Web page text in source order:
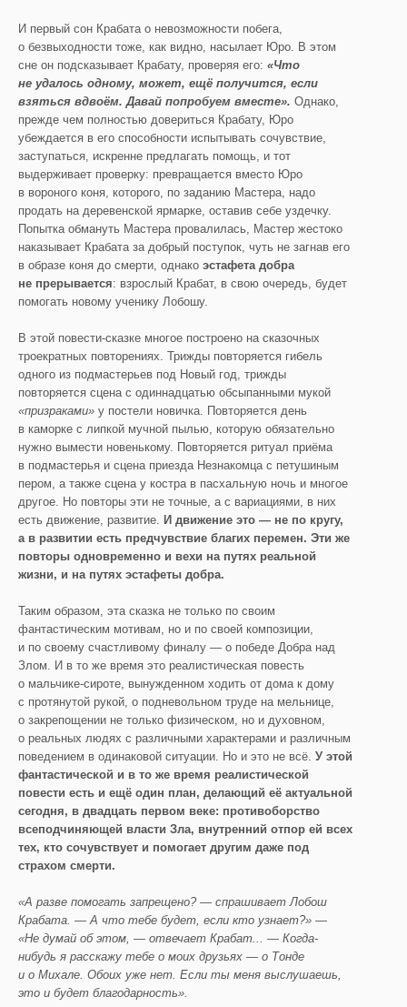
И первый сон Крабата о невозможности побега,
о безвыходности тоже, как видно, насылает Юро. В этом
сне он подсказывает Крабату, проверяя его: «Что
не удалось одному, может, ещё получится, если
взяться вдвоём. Давай попробуем вместе». Однако,
прежде чем полностью довериться Крабату, Юро
убеждается в его способности испытывать сочувствие,
заступаться, искренне предлагать помощь, и тот
выдерживает проверку: превращается вместо Юро
в вороного коня, которого, по заданию Мастера, надо
продать на деревенской ярмарке, оставив себе уздечку.
Попытка обмануть Мастера провалилась, Мастер жестоко
наказывает Крабата за добрый поступок, чуть не загнав его
в образе коня до смерти, однако эстафета добра
не прерывается: взрослый Крабат, в свою очередь, будет
помогать новому ученику Лобошу.
В этой повести-сказке многое построено на сказочных
троекратных повторениях. Трижды повторяется гибель
одного из подмастерьев под Новый год, трижды
повторяется сцена с одиннадцатью обсыпанными мукой
«призраками» у постели новичка. Повторяется день
в каморке с липкой мучной пылью, которую обязательно
нужно вымести новенькому. Повторяется ритуал приёма
в подмастерья и сцена приезда Незнакомца с петушиным
пером, а также сцена у костра в пасхальную ночь и многое
другое. Но повторы эти не точные, а с вариациями, в них
есть движение, развитие. И движение это — не по кругу,
а в развитии есть предчувствие благих перемен. Эти же
повторы одновременно и вехи на путях реальной
жизни, и на путях эстафеты добра.
Таким образом, эта сказка не только по своим
фантастическим мотивам, но и по своей композиции,
и по своему счастливому финалу — о победе Добра над
Злом. И в то же время это реалистическая повесть
о мальчике-сироте, вынужденном ходить от дома к дому
с протянутой рукой, о подневольном труде на мельнице,
о закрепощении не только физическом, но и духовном,
о реальных людях с различными характерами и различным
поведением в одинаковой ситуации. Но и это не всё. У этой
фантастической и в то же время реалистической
повести есть и ещё один план, делающий её актуальной
сегодня, в двадцать первом веке: противоборство
всеподчиняющей власти Зла, внутренний отпор ей всех
тех, кто сочувствует и помогает другим даже под
страхом смерти.
«А разве помогать запрещено? — спрашивает Лобош
Крабата. — А что тебе будет, если кто узнает?» —
«Не думай об этом, — отвечает Крабат... — Когда-
нибудь я расскажу тебе о моих друзьях — о Тонде
и о Михале. Обоих уже нет. Если ты меня выслушаешь,
это и будет благодарность».